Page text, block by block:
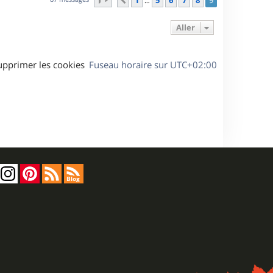
Aller
Fuseau horaire sur UTC+02:00
les cookies